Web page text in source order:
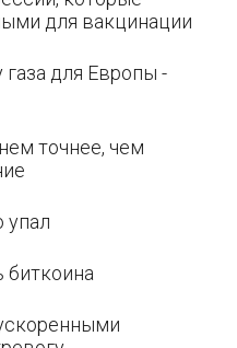
для вакцинации
для Европы -
точнее, чем
упал
биткоина